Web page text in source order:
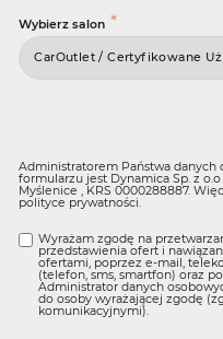
Wybierz salon *
Administratorem Państwa danych
formularzu jest Dynamica Sp. z
Myślenice , KRS 0000288887.
polityce prywatności.
Wyrażam zgodę na
przedstawienia ofert i
ofertami, poprzez e-mail,
(telefon, sms, smartfon) oraz
Administrator danych
do osoby wyrażającej zgodę
komunikacyjnymi).